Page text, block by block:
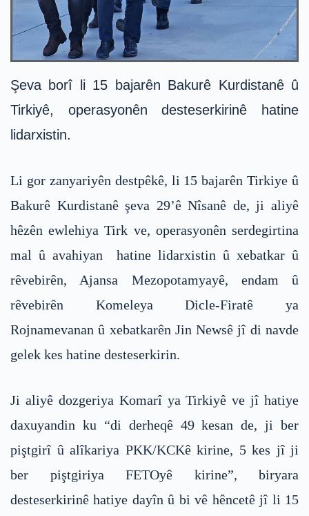
Şeva borî li 15 bajarên Bakurê Kurdistanê û
Tirkiyê, operasyonên desteserkirinê hatine
lidarxistin.
Li gor zanyariyên destpêkê, li 15 bajarên Tirkiye û
Bakurê Kurdistanê şeva 29’ê Nîsanê de, ji aliyê
hêzên ewlehiya Tirk ve, operasyonên serdegirtina
mal û avahiyan hatine lidarxistin û xebatkar û
rêvebirên, Ajansa Mezopotamyayê, endam û
rêvebirên Komeleya Dicle-Firatê ya
Rojnamevanan û xebatkarên Jin Newsê jî di navde
gelek kes hatine desteserkirin.
Ji aliyê dozgeriya Komarî ya Tirkiyê ve jî hatiye
daxuyandin ku “di derheqê 49 kesan de, ji ber
piştgirî û alîkariya PKK/KCKê kirine, 5 kes jî ji
ber piştgiriya FETOyê kirine”, biryara
desteserkirinê hatiye dayîn û bi vê hêncetê jî li 15